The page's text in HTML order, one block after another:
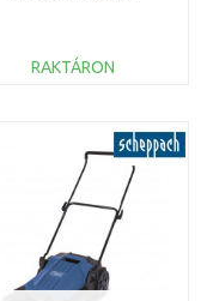
RAKTÁRON
Összehasonlítás